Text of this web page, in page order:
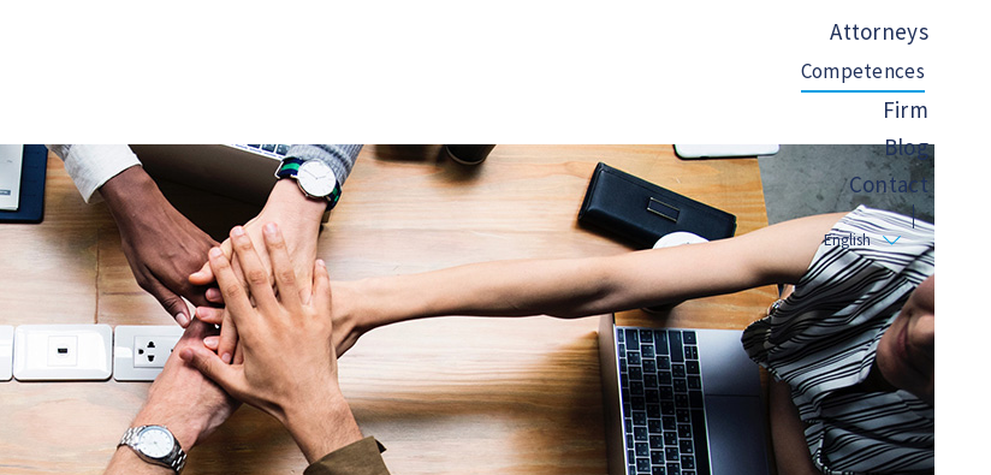
Attorneys
Competences
Firm
Blog
Contact
English